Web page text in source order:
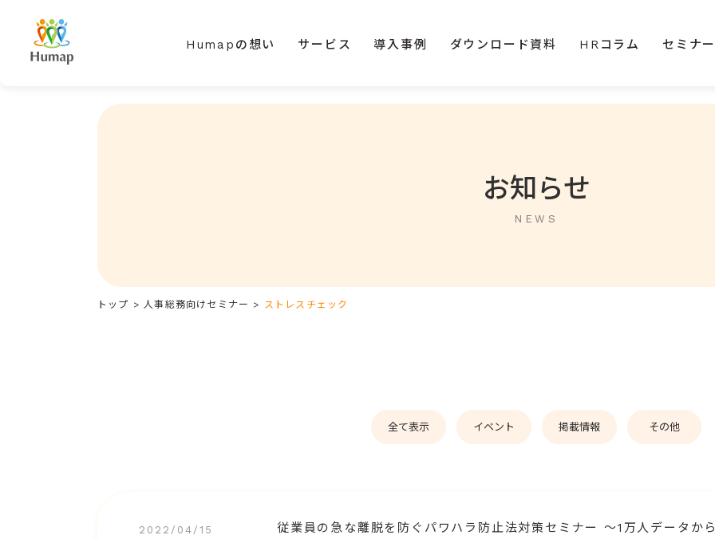
Humapの想い サービス 導入事例 ダウンロード資料 HRコラム セミナ
お知らせ
NEWS
トップ >人事総務向けセミナー > ストレスチェック
全て表示 イベント 掲載情報 その他
2022/04/15
従業員の急な離脱を防ぐパワハラ防止法対策セミナー ～1万人データか